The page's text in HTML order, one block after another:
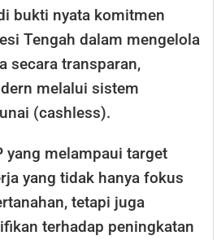
bukti nyata komitmen
Tengah dalam mengelola
secara transparan,
melalui sistem
(cashless).
yang melampaui target
yang tidak hanya fokus
tetapi juga
terhadap peningkatan